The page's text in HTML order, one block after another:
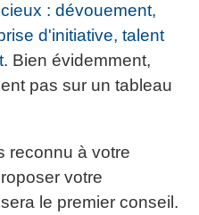
: dévouement,
d'initiative, talent
. Bien évidemment,
pas sur un tableau
reconnu à votre
votre
le premier conseil.